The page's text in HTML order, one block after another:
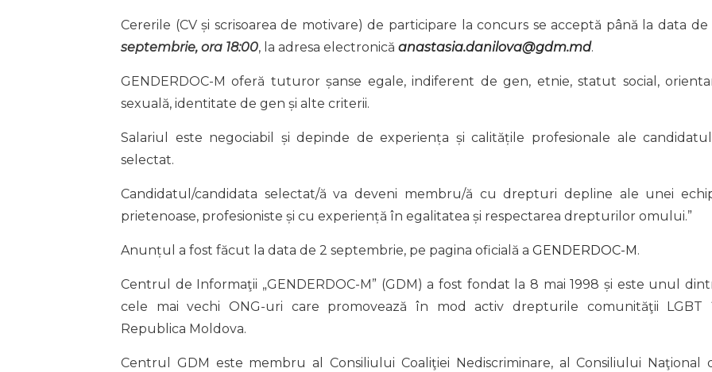
Cererile (CV și scrisoarea de motivare) de participare la concurs se acceptă până la data de
septembrie, ora 18:00, la adresa electronică anastasia.danilova@gdm.md.
GENDERDOC-M oferă tuturor șanse egale, indiferent de gen, etnie, statut social,
sexuală, identitate de gen și alte criterii.
Salariul este negociabil și depinde de experiența și calitățile profesionale ale
selectat.
Candidatul/candidata selectat/ă va deveni membru/ă cu drepturi depline ale unei
prietenoase, profesioniste și cu experiență în egalitatea și respectarea drepturilor omului.”
Anunțul a fost făcut la data de 2 septembrie, pe pagina oficială a GENDERDOC-M.
Centrul de Informaţii „GENDERDOC-M” (GDM) a fost fondat la 8 mai 1998 și este unul
cele mai vechi ONG-uri care promovează în mod activ drepturile comunităţii LGBT
Republica Moldova.
Centrul GDM este membru al Consiliului Coaliţiei Nediscriminare, al Consiliului Naţional